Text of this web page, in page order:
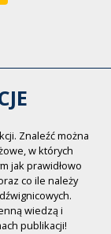
Znaleźć można
w których
jak prawidłowo
co ile należy
wiedzą i
publikacji!